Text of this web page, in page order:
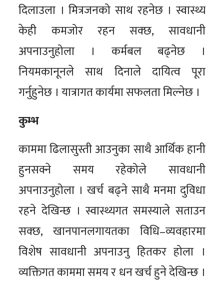
दिलाउला । मित्रजनको साथ रहनेछ । स्वास्थ्य
केही कमजोर रहन सक्छ, सावधानी
अपनाउनुहोला । कर्मबल बढ्नेछ ।
नियमकानूनले साथ दिनाले दायित्व पूरा
गर्नुहुनेछ । यात्रागत कार्यमा सफलता मिल्नेछ ।
कुम्भ
काममा ढिलासुस्ती आउनुका साथै आर्थिक हानी
हुनसक्ने समय रहेकोले सावधानी
अपनाउनुहोला । खर्च बढ्ने साथै मनमा दुविधा
रहने देखिन्छ । स्वास्थ्यगत समस्याले सताउन
सक्छ, खानपानलगायतका विधि–व्यवहारमा
विशेष सावधानी अपनाउनु हितकर होला ।
व्यक्तिगत काममा समय र धन खर्च हुने देखिन्छ ।